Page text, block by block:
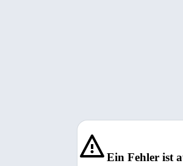
Ein Fehler ist